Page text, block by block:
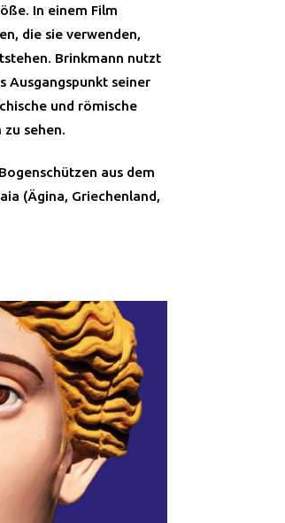
In einem Film
die sie verwenden,
Brinkmann nutzt
Ausgangspunkt seiner
und römische
sehen.
aus dem
(Ägina, Griechenland,